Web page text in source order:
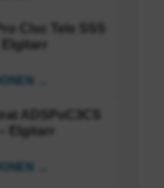
Clsc Tele SSS
ADSPoC3CS
Elgitarr